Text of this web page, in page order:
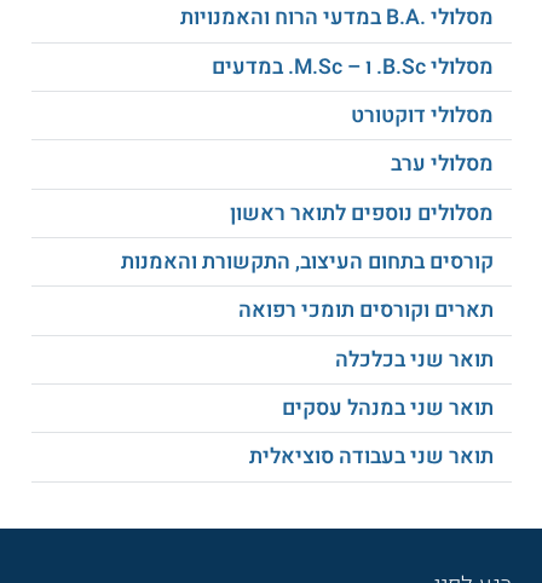
מסלולי .B.A במדעי הרוח והאמנויות
מסלולי B.Sc. ו – M.Sc. במדעים
מסלולי דוקטורט
מסלולי ערב
מסלולים נוספים לתואר ראשון
קורסים בתחום העיצוב, התקשורת והאמנות
תארים וקורסים תומכי רפואה
תואר שני בכלכלה
תואר שני במנהל עסקים
תואר שני בעבודה סוציאלית